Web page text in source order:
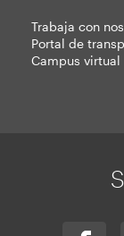
Trabaja con
Portal de
Campus virtual